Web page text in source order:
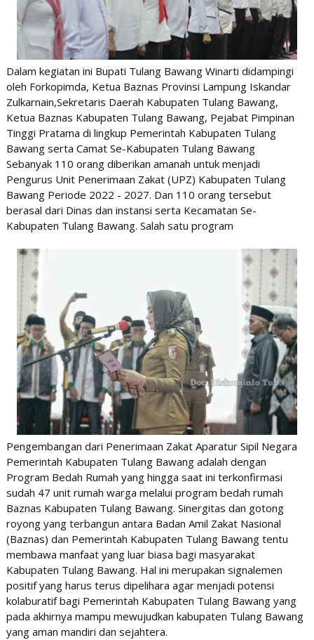
Dalam kegiatan ini Bupati Tulang Bawang Winarti didampingi
oleh Forkopimda, Ketua Baznas Provinsi Lampung Iskandar
Zulkarnain,Sekretaris Daerah Kabupaten Tulang Bawang,
Ketua Baznas Kabupaten Tulang Bawang, Pejabat Pimpinan
Tinggi Pratama di lingkup Pemerintah Kabupaten Tulang
Bawang serta Camat Se-Kabupaten Tulang Bawang
Sebanyak 110 orang diberikan amanah untuk menjadi
Pengurus Unit Penerimaan Zakat (UPZ) Kabupaten Tulang
Bawang Periode 2022 - 2027. Dan 110 orang tersebut
berasal dari Dinas dan instansi serta Kecamatan Se-
Kabupaten Tulang Bawang. Salah satu program
Pengembangan dari Penerimaan Zakat Aparatur Sipil Negara
Pemerintah Kabupaten Tulang Bawang adalah dengan
Program Bedah Rumah yang hingga saat ini terkonfirmasi
sudah 47 unit rumah warga melalui program bedah rumah
Baznas Kabupaten Tulang Bawang. Sinergitas dan gotong
royong yang terbangun antara Badan Amil Zakat Nasional
(Baznas) dan Pemerintah Kabupaten Tulang Bawang tentu
membawa manfaat yang luar biasa bagi masyarakat
Kabupaten Tulang Bawang. Hal ini merupakan signalemen
positif yang harus terus dipelihara agar menjadi potensi
kolaburatif bagi Pemerintah Kabupaten Tulang Bawang yang
pada akhirnya mampu mewujudkan kabupaten Tulang Bawang
yang aman mandiri dan sejahtera.